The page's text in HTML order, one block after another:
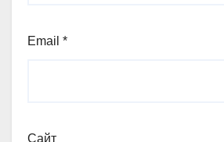
Email *
Сайт